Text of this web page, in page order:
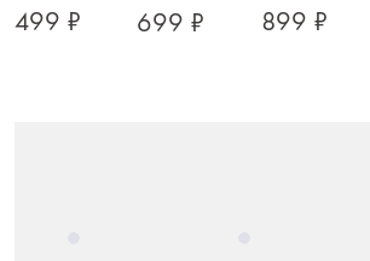
дерево/сталь,
499 ₽
силикон/
699 ₽ 899 ₽